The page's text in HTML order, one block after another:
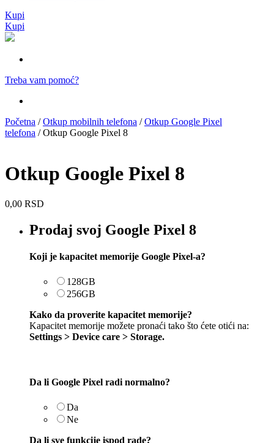
Kupi
Kupi
Treba vam pomoć?
Početna /Otkup mobilnih telefona /Otkup Google Pixel
telefona / Otkup Google Pixel 8
Otkup Google Pixel 8
0,00 RSD
Prodaj svoj Google Pixel 8
Koji je kapacitet memorije Google Pixel-a?
128GB
256GB
Kako da proverite kapacitet memorije?
Kapacitet memorije možete pronaći tako što ćete otići na:
Settings > Device care > Storage.
Da li Google Pixel radi normalno?
Da
Ne
Da li sve funkcije ispod rade?